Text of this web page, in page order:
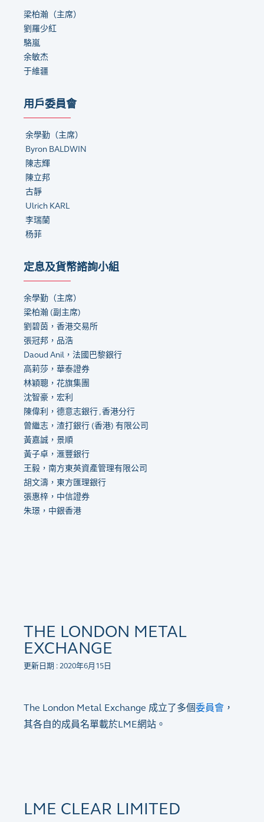
梁柏瀚（主席）
劉羅少紅
駱嵐
余敏杰
于維疆
用戶委員會
余學勤 （主席）
Byron BALDWIN
陳志輝
陳立邦
古靜
Ulrich KARL
李瑞蘭
杨菲
定息及貨幣諮詢小組
余學勤 （主席）
梁柏瀚 (副主席)
劉碧茵，香港交易所
張冠邦，品浩
Daoud Anil，法國巴黎銀行
高莉莎，華泰證券
林穎聰，花旗集團
沈智豪，宏利
陳偉利，德意志銀行 , 香港分行
曾繼志，渣打銀行 (香港) 有限公司
黃嘉誠，景順
黃子卓，滙豐銀行
王毅，南方東英資產管理有限公司
胡文濤，東方匯理銀行
張惠梓，中信證券
朱璟，中銀香港
THE LONDON METAL
EXCHANGE
更新日期 : 2020年6月15日
The London Metal Exchange 成立了多個委員會 ，
其各自的成員名單載於LME網站。
LME CLEAR LIMITED